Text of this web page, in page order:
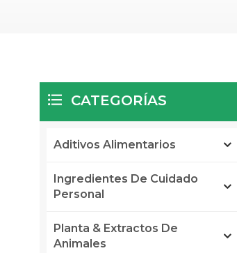
CATEGORÍAS
Aditivos Alimentarios
Ingredientes De Cuidado
Personal
Planta & Extractos De
Animales